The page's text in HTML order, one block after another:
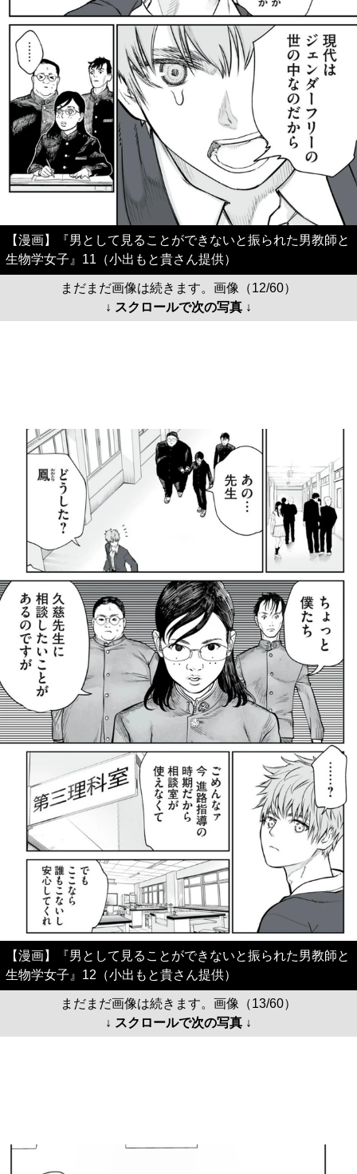
【漫画】『男として見ることができないと振られた男教師と
生物学女子』11（小出もと貴さん提供）
まだまだ画像は続きます。画像（12/60）
↓ スクロールで次の写真 ↓
【漫画】『男として見ることができないと振られた男教師と
生物学女子』12（小出もと貴さん提供）
まだまだ画像は続きます。画像（13/60）
↓ スクロールで次の写真 ↓